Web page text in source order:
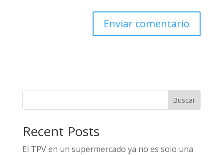
Buscar
Recent Posts
El TPV en un supermercado ya no es solo una